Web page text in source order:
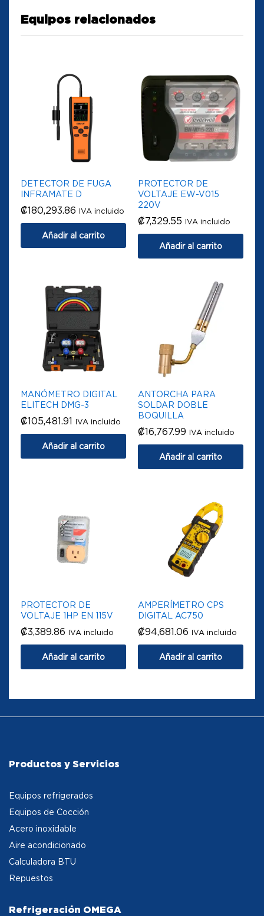
Equipos relacionados
DETECTOR DE FUGA
INFRAMATE D
₡180,293.86 IVA incluido
Añadir al carrito
PROTECTOR DE
VOLTAJE EW-V015
220V
₡7,329.55 IVA incluido
Añadir al carrito
MANÓMETRO DIGITAL
ELITECH DMG-3
₡105,481.91 IVA incluido
Añadir al carrito
ANTORCHA PARA
SOLDAR DOBLE
BOQUILLA
₡16,767.99 IVA incluido
Añadir al carrito
PROTECTOR DE
VOLTAJE 1HP EN 115V
₡3,389.86 IVA incluido
Añadir al carrito
AMPERÍMETRO CPS
DIGITAL AC750
₡94,681.06 IVA incluido
Añadir al carrito
Productos y Servicios
Equipos refrigerados
Equipos de Cocción
Acero inoxidable
Aire acondicionado
Calculadora BTU
Repuestos
Refrigeración OMEGA